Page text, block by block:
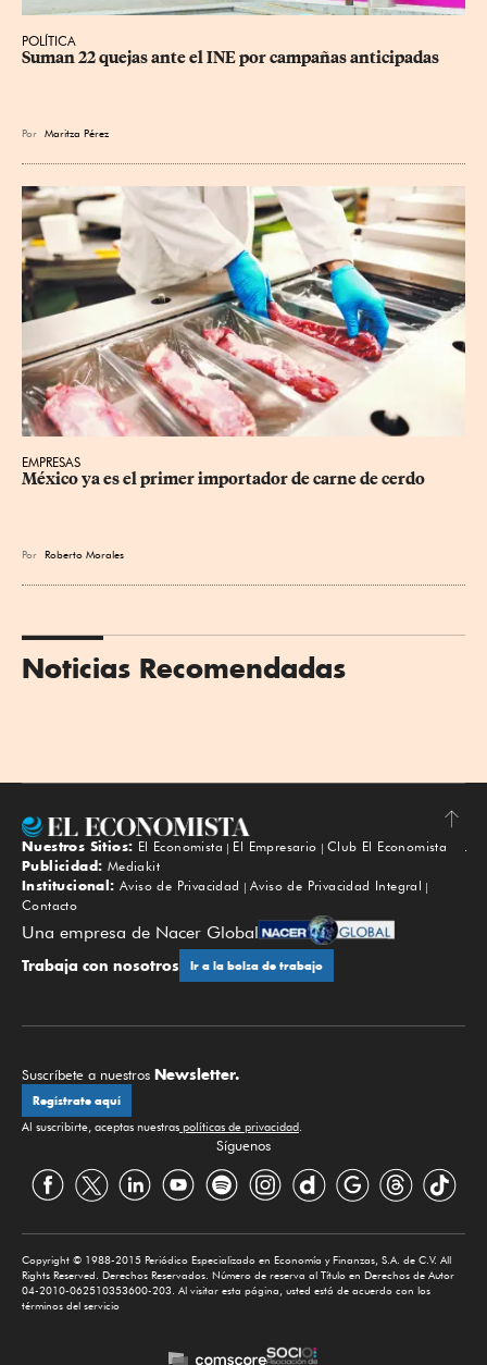
POLÍTICA
Suman 22 quejas ante el INE por campañas anticipadas
Por Maritza Pérez
EMPRESAS
México ya es el primer importador de carne de cerdo
Por Roberto Morales
Noticias Recomendadas
Subir
Nuestros Sitios: El Economista El Empresario
Club El Economista
Publicidad: Mediakit
Institucional: Aviso de Privacidad
Aviso de Privacidad Integral
Contacto
Una empresa de Nacer Global
Trabaja con nosotros Ir a la bolsa de trabajo
Suscríbete a nuestros Newsletter.
Regístrate aquí
Al suscribirte, aceptas nuestras políticas de privacidad.
Síguenos
Copyright © 1988-2015 Periódico Especializado en Economía y Finanzas, S.A. de C.V. All
Rights Reserved. Derechos Reservados. Número de reserva al Título en Derechos de Autor
04-2010-062510353600-203. Al visitar esta página, usted está de acuerdo con los
términos del servicio